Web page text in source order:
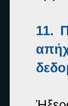
11.